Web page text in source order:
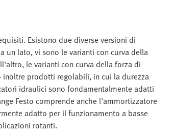
Esistono due diverse versioni di
lato, vi sono le varianti con curva della
le varianti con curva della forza di
inoltre prodotti regolabili, in cui la durezza
idraulici sono fondamentalmente adatti
Festo comprende anche l'ammortizzatore
adatto per il funzionamento a basse
rotanti.